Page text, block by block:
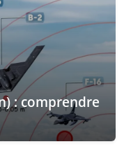
: comprendre